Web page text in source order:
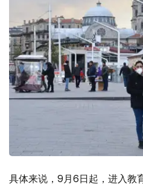
具体来说，9月6日起，进入教